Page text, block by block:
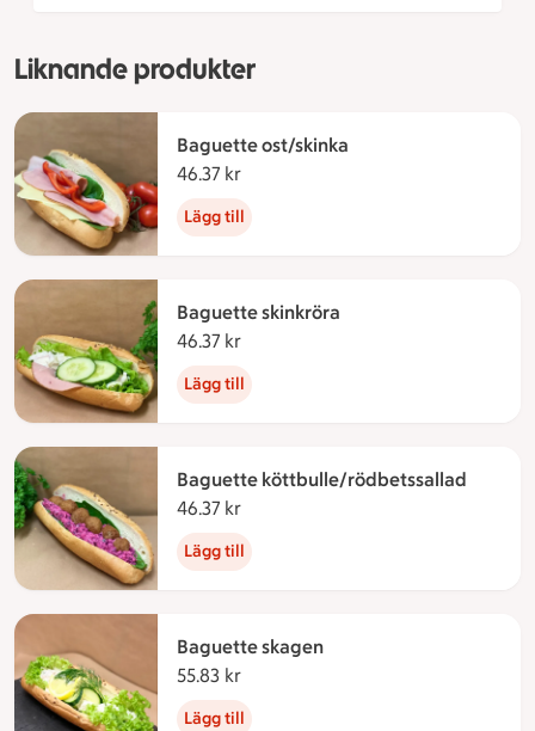
Liknande produkter
Baguette ost/skinka
46.37 kr
Lägg till
Baguette skinkröra
46.37 kr
Lägg till
Baguette köttbulle/rödbetssallad
46.37 kr
Lägg till
Baguette skagen
55.83 kr
Lägg till